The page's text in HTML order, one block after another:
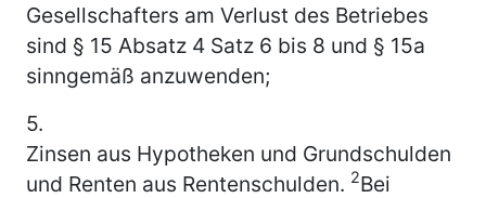
Gesellschafters am Verlust des Betriebes
sind § 15 Absatz 4 Satz 6 bis 8 und § 15a
sinngemäß anzuwenden;
5.
Zinsen aus Hypotheken und Grundschulden
und Renten aus Rentenschulden. 2Bei